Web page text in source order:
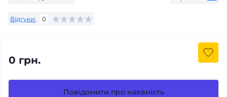
Відгуки: 0
0 грн.
Повідомити про наявність